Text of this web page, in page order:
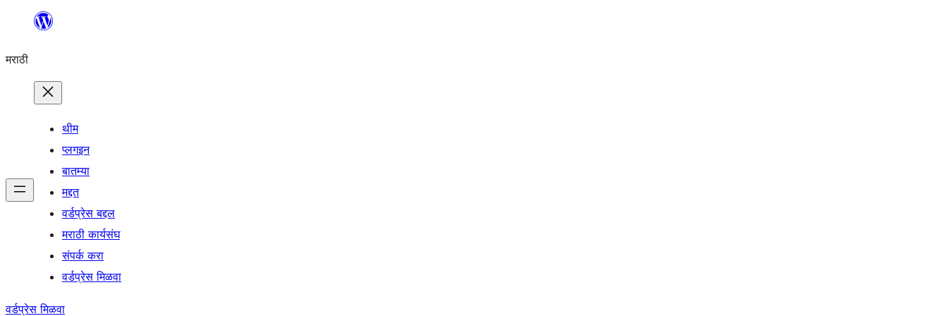
सामुग्रीवर
मराठी
थीम
प्लगइन
बातम्या
मद्दत
वर्डप्रेस बद्दल
मराठी कार्यसंघ
संपर्क करा
वर्डप्रेस मिळवा
वर्डप्रेस मिळवा